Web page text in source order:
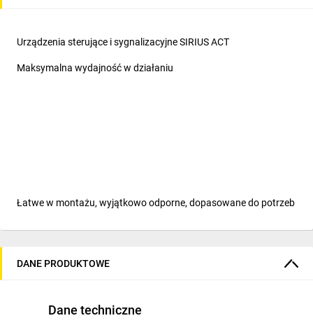
Urządzenia sterujące i sygnalizacyjne SIRIUS ACT
Maksymalna wydajność w działaniu
Łatwe w montażu, wyjątkowo odporne, dopasowane do potrzeb
SIRIUS ACT oferuje wyjątkowe portfolio przycisków, lampek
wytrzymałości. Stworzone z solidnego metalu i wysokiej jakości
DANE PRODUKTOWE
Dane techniczne